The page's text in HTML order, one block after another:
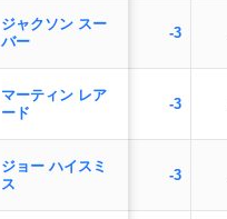
ジャクソン スー
バー
マーティン レア
ード
ジョー ハイスミ
ス
-3
-3
-3